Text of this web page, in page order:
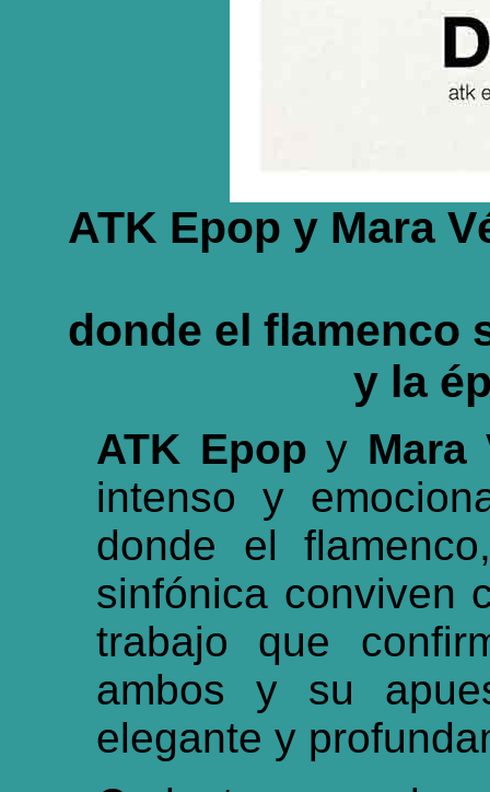
ATK Epop y Mara
donde el flamenco
y la
ATK Epop y Mara
intenso y
donde el
sinfónica conviven
trabajo que
ambos y su
elegante y